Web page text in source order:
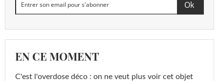
EN CE MOMENT
C'est l'overdose déco : on ne veut plus voir cet objet